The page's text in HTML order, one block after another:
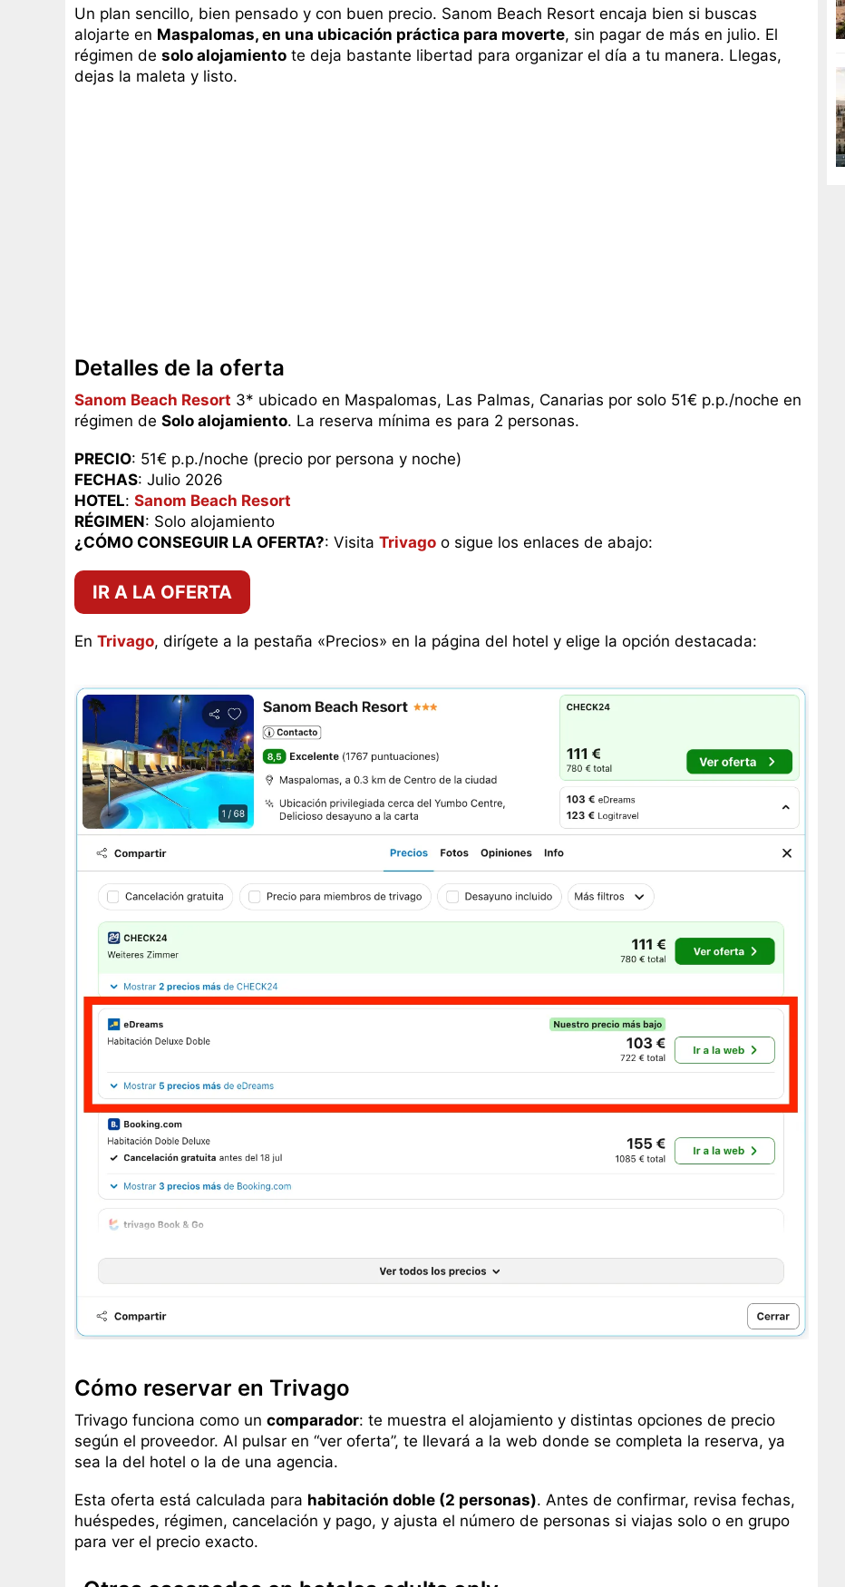
Un plan sencillo, bien pensado y con buen precio. Sanom Beach Resort encaja bien si buscas
alojarte en Maspalomas, en una ubicación práctica para moverte, sin pagar de más en julio. El
régimen de solo alojamiento te deja bastante libertad para organizar el día a tu manera. Llegas,
dejas la maleta y listo.
Detalles de la oferta
Sanom Beach Resort 3* ubicado en Maspalomas, Las Palmas, Canarias por solo 51€ p.p./noche en
régimen de Solo alojamiento. La reserva mínima es para 2 personas.
PRECIO: 51€ p.p./noche (precio por persona y noche)
FECHAS: Julio 2026
HOTEL: Sanom Beach Resort
RÉGIMEN: Solo alojamiento
¿CÓMO CONSEGUIR LA OFERTA?: Visita Trivago o sigue los enlaces de abajo:
IR A LA OFERTA
En Trivago, dirígete a la pestaña «Precios» en la página del hotel y elige la opción destacada:
Cómo reservar en Trivago
Trivago funciona como un comparador: te muestra el alojamiento y distintas opciones de precio
según el proveedor. Al pulsar en “ver oferta”, te llevará a la web donde se completa la reserva, ya
sea la del hotel o la de una agencia.
Esta oferta está calculada para habitación doble (2 personas). Antes de confirmar, revisa fechas,
huéspedes, régimen, cancelación y pago, y ajusta el número de personas si viajas solo o en grupo
para ver el precio exacto.